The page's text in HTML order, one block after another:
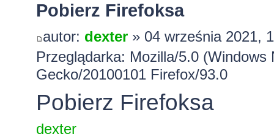
Pobierz Firefoksa
autor: dexter» 04 września 2021,
Przeglądarka: Mozilla/5.0
Gecko/20100101 Firefox/93.0
Pobierz Firefoksa
dexter